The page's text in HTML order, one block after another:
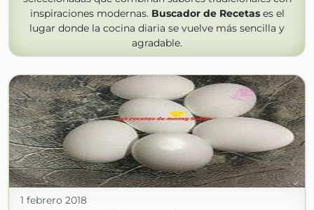
inspiraciones modernas. Buscador de Recetases el
lugar donde la cocina diaria se vuelve más sencilla y
agradable.
1 febrero 2018